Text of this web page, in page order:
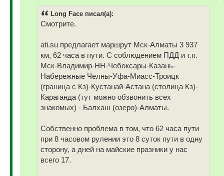
Long Face писал(а):
Cмотрите.
ati.su предлагает маршрут Мск-Алматы 3 937
км, 62 часа в пути. С соблюдением ПДД и т.п.
Мск-Владимир-НН-Чебоксары-Казань-
Набережные Челны-Уфа-Миасс-Троицк
(граница с Кз)-Кустанай-Астана (столица Кз)-
Караганда (тут можно обзвонить всех
знакомых) - Балхаш (озеро)-Алматы.
Собственно проблема в том, что 62 часа пути
при 8 часовом рулении это 8 суток пути в одну
сторону, а дней на майские празники у нас
всего 17.